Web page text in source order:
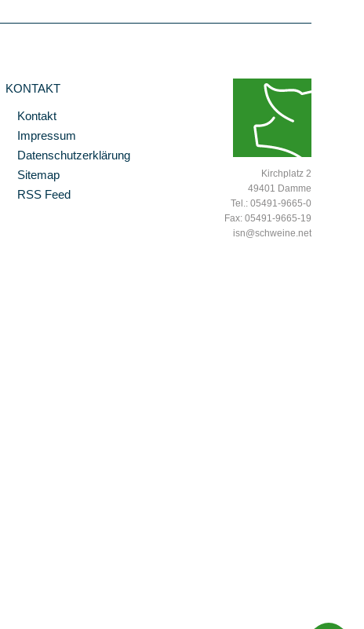
KONTAKT
Kontakt
Impressum
Datenschutzerklärung
Sitemap
RSS Feed
Kirchplatz 2
49401 Damme
Tel.: 05491-9665-0
Fax: 05491-9665-19
isn@schweine.net